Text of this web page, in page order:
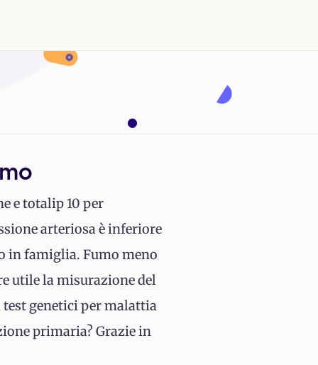
e totalip 10 per
arteriosa è inferiore
in famiglia. Fumo meno
utile la misurazione del
genetici per malattia
primaria? Grazie in